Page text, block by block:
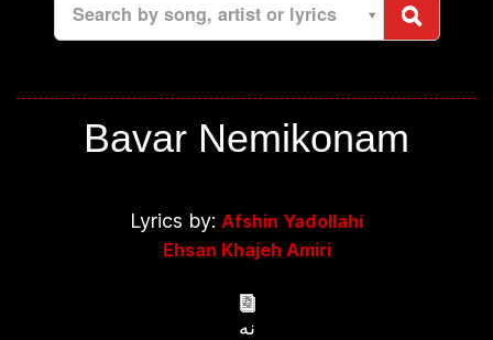
Search by song, artist or lyrics
Bavar Nemikonam
Lyrics by: Afshin Yadollahi
Ehsan Khajeh Amiri
نه